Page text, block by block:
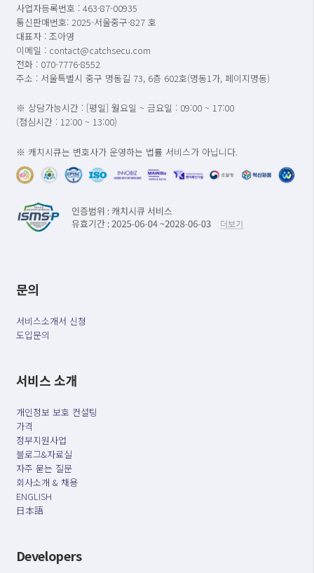
사업자등록번호 : 463-87-00935
통신판매번호: 2025-서울중구-827 호
대표자 : 조아영
이메일 : contact@catchsecu.com
전화 : 070-7776-8552
주소 : 서울특별시 중구 명동길 73, 6층 602호(명동1가, 페이지명동)
※ 상담가능시간 : [평일] 월요일 ~ 금요일 : 09:00 ~ 17:00
(점심시간 : 12:00 ~ 13:00)
※ 캐치시큐는 변호사가 운영하는 법률 서비스가 아닙니다.
문의
서비스소개서 신청
도입문의
서비스 소개
개인정보 보호 컨설팅
가격
정부지원사업
블로그&자료실
자주 묻는 질문
회사소개 & 채용
ENGLISH
日本語
Developers